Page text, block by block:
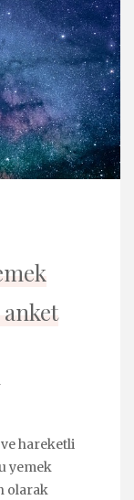
hareketli
yemek
olarak